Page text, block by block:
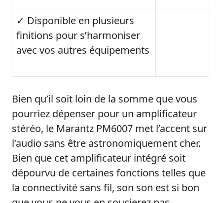
✓ Disponible en plusieurs
finitions pour s’harmoniser
avec vos autres équipements
Bien qu’il soit loin de la somme que vous
pourriez dépenser pour un amplificateur
stéréo, le Marantz PM6007 met l’accent sur
l’audio sans être astronomiquement cher.
Bien que cet amplificateur intégré soit
dépourvu de certaines fonctions telles que
la connectivité sans fil, son son est si bon